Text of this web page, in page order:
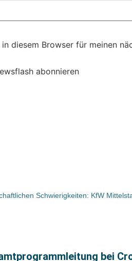
diesem Browser für meinen
abonnieren
bei